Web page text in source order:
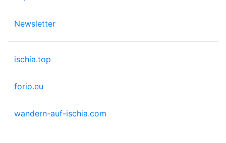
Newsletter
ischia.top
forio.eu
wandern-auf-ischia.com